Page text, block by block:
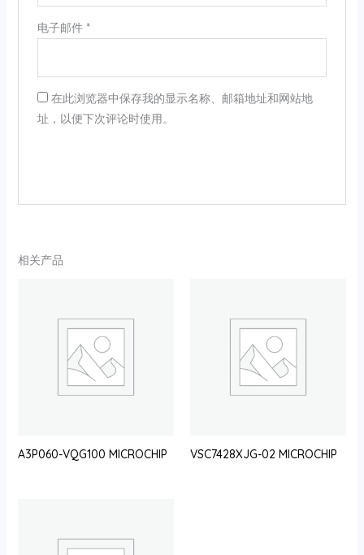
电子邮件 *
在此浏览器中保存我的显示名称、邮箱地址和网站地
址，以便下次评论时使用。
相关产品
A3P060-VQG100 MICROCHIP VSC7428XJG-02 MICROCHIP